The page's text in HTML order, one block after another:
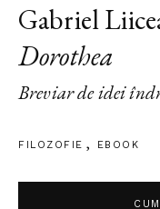
Gabriel
Dorothea
Breviar de idei
FILOZOFIE EBOOK